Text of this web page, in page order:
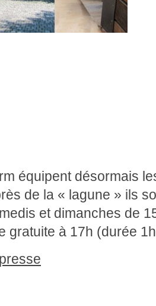
équipent désormais
de la « lagune » ils
et dimanches de
gratuite à 17h (durée